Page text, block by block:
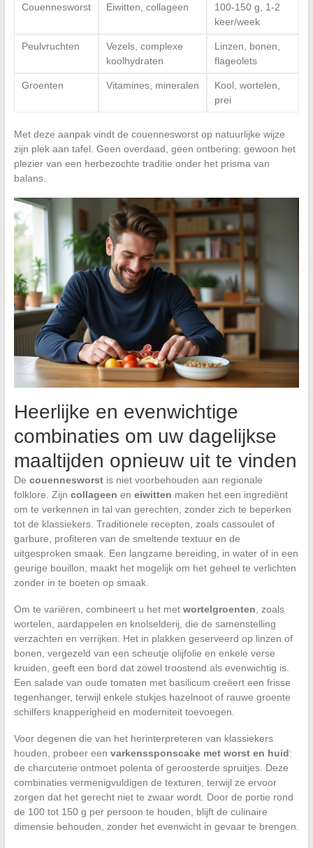
Couennesworst Eiwitten, collageen
100-150 g, 1-2
keer/week
Peulvruchten
Vezels, complexe
koolhydraten
Linzen, bonen,
flageolets
Groenten Vitamines, mineralen
Kool, wortelen,
prei
Met deze aanpak vindt de couennesworst op natuurlijke wijze
zijn plek aan tafel. Geen overdaad, geen ontbering: gewoon het
plezier van een herbezochte traditie onder het prisma van
balans.
Heerlijke en evenwichtige
combinaties om uw dagelijkse
maaltijden opnieuw uit te vinden
De couennesworstis niet voorbehouden aan regionale
folklore. Zijn collageen en eiwitten maken het een ingrediënt
om te verkennen in tal van gerechten, zonder zich te beperken
tot de klassiekers. Traditionele recepten, zoals cassoulet of
garbure, profiteren van de smeltende textuur en de
uitgesproken smaak. Een langzame bereiding, in water of in een
geurige bouillon, maakt het mogelijk om het geheel te verlichten
zonder in te boeten op smaak.
Om te variëren, combineert u het met wortelgroenten , zoals
wortelen, aardappelen en knolselderij, die de samenstelling
verzachten en verrijken. Het in plakken geserveerd op linzen of
bonen, vergezeld van een scheutje olijfolie en enkele verse
kruiden, geeft een bord dat zowel troostend als evenwichtig is.
Een salade van oude tomaten met basilicum creëert een frisse
tegenhanger, terwijl enkele stukjes hazelnoot of rauwe groente
schilfers knapperigheid en moderniteit toevoegen.
Voor degenen die van het herinterpreteren van klassiekers
houden, probeer een varkenssponscake met worst en huid:
de charcuterie ontmoet polenta of geroosterde spruitjes. Deze
combinaties vermenigvuldigen de texturen, terwijl ze ervoor
zorgen dat het gerecht niet te zwaar wordt. Door de portie rond
de 100 tot 150 g per persoon te houden, blijft de culinaire
dimensie behouden, zonder het evenwicht in gevaar te brengen.